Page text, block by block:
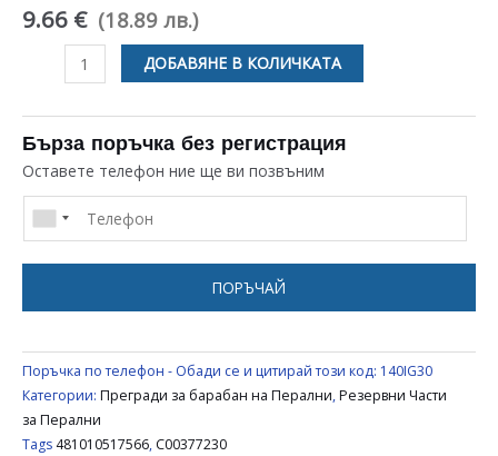
9.66 € (18.89 лв.)
количество
ПРЕГРАДА
ЗА
БАРАБАН
WHIRLPOOL
IGNIS
ДОБАВЯНЕ В КОЛИЧКАТА
Бърза поръчка без регистрация
Оставете телефон ние ще ви позвъним
ПОРЪЧАЙ
Поръчка по телефон - Обади се и цитирай този код: 140IG30
Категории: Прегради за барабан на Перални,Резервни Части
за Перални
Tags481010517566, C00377230